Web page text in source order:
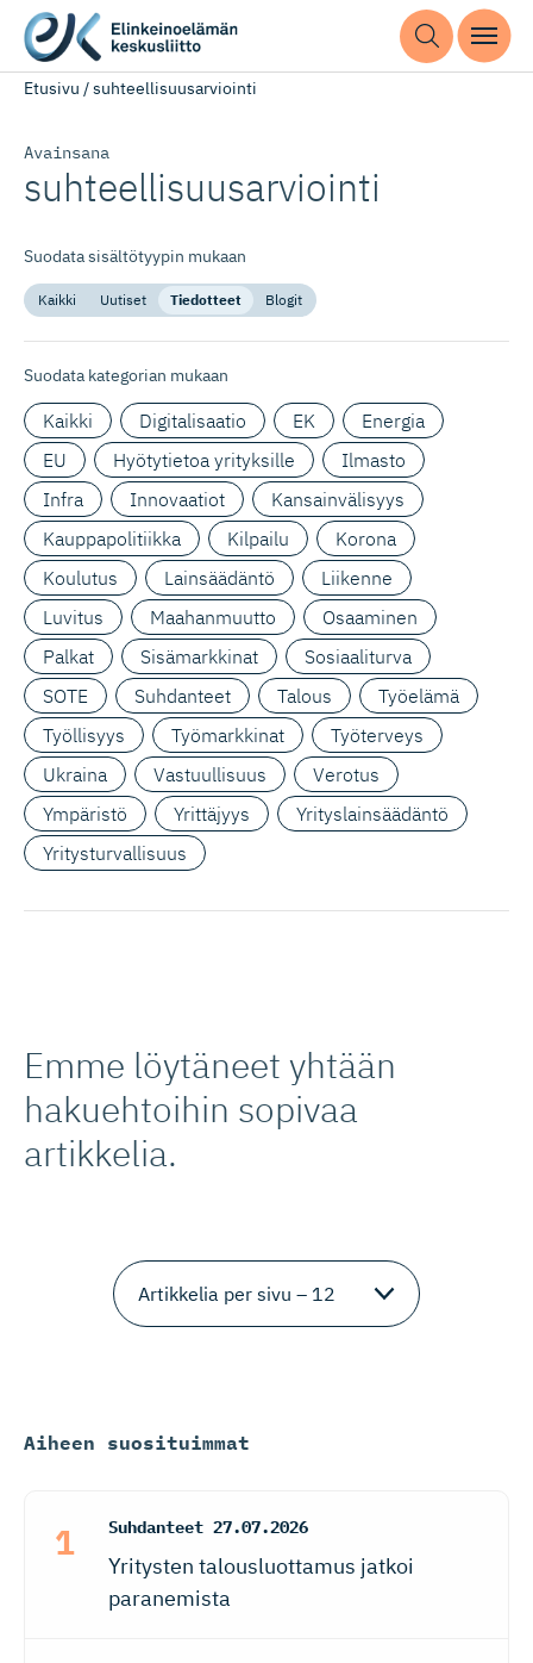
Etusivu /suhteellisuusarviointi
Avainsana
suhteelli­suu­sar­viointi
Suodata sisältötyypin mukaan
Kaikki Uutiset Tiedotteet Blogit
Suodata kategorian mukaan
Kaikki Digitalisaatio EK
Energia
EU
Hyötytietoa yrityksille
Ilmasto
Infra
Innovaatiot
Kansainvälisyys
Kauppapolitiikka
Kilpailu
Korona
Koulutus
Lainsäädäntö
Liikenne
Luvitus
Maahanmuutto
Osaaminen
Palkat
Sisämarkkinat
Sosiaaliturva
SOTE
Suhdanteet Talous
Työelämä
Työllisyys
Työmarkkinat
Työterveys
Ukraina
Vastuullisuus
Verotus
Ympäristö
Yrittäjyys
Yrityslainsäädäntö
Yritysturvallisuus
Emme löytäneet yhtään
hakuehtoihin sopivaa
artikkelia.
Aiheen suosituimmat
Suhdanteet 27.07.2026
Yritysten talousluottamus jatkoi
paranemista